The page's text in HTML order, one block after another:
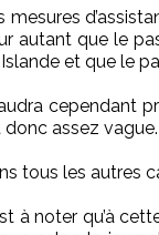
mesures
autant que le
et que le
cependant
donc assez vague.
tous les autres
à noter qu’à